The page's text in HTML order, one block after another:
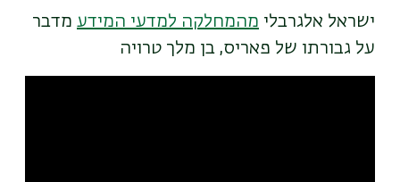
ישראל אלגרבלי מהמחלקה למדעי המידע מדבר
על גבורתו של פאריס, בן מלך טרויה